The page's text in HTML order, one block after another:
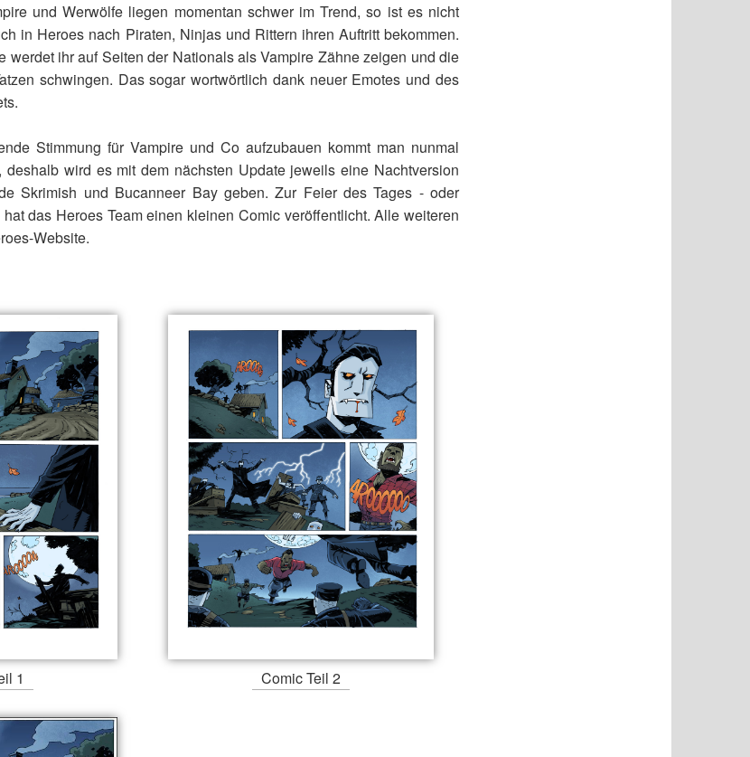
und Werwölfe liegen momentan schwer im Trend, so ist es nicht
in Heroes nach Piraten, Ninjas und Rittern ihren Auftritt bekommen.
werdet ihr auf Seiten der Nationals als Vampire Zähne zeigen und die
schwingen. Das sogar wortwörtlich dank neuer Emotes und des
Stimmung für Vampire und Co aufzubauen kommt man nunmal
wird es mit dem nächsten Update jeweils eine Nachtversion
Skrimish und Bucanneer Bay geben. Zur Feier des Tages - oder
das Heroes Team einen kleinen Comic veröffentlicht. Alle weiteren
Website.
1 Comic Teil 2